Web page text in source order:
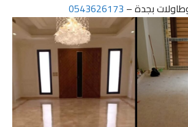
بجدة –0543626173